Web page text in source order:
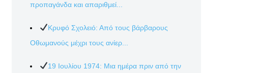
προπαγάνδα και απαριθμεί...
Κρυφό Σχολειό: Από τους βάρβαρους
Οθωμανούς μέχρι τους ανίερ...
19 Ιουλίου 1974: Μια ημέρα πριν από την